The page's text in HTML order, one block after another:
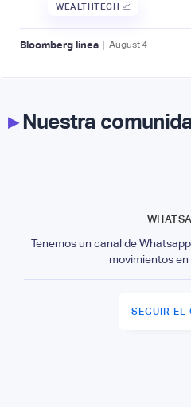
WEALTHTECH 📈
Bloomberg línea | August4
▸Nuestra
Tenemos un canal de
movimientos
SEGUIR EL